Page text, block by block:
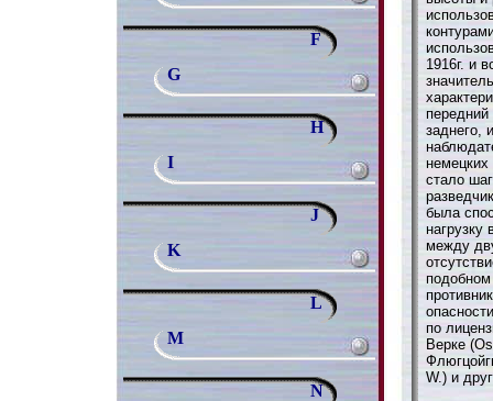
F
G
H
I
J
K
L
M
N
1916г. и
заднего,
стало
была
нагрузку
между
по
Верке
W.) и